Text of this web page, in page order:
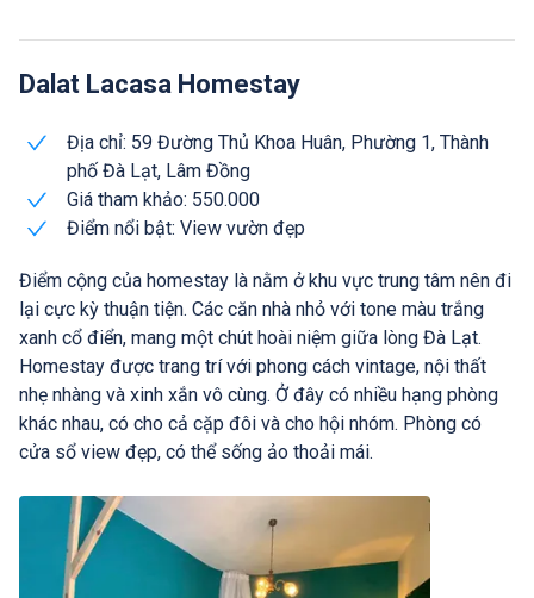
Dalat Lacasa Homestay
Địa chỉ: 59 Đường Thủ Khoa Huân, Phường 1, Thành
phố Đà Lạt, Lâm Đồng
Giá tham khảo: 550.000
Điểm nổi bật: View vườn đẹp
Điểm cộng của homestay là nằm ở khu vực trung tâm nên đi
lại cực kỳ thuận tiện. Các căn nhà nhỏ với tone màu trắng
xanh cổ điển, mang một chút hoài niệm giữa lòng Đà Lạt.
Homestay được trang trí với phong cách vintage, nội thất
nhẹ nhàng và xinh xắn vô cùng. Ở đây có nhiều hạng phòng
khác nhau, có cho cả cặp đôi và cho hội nhóm. Phòng có
cửa sổ view đẹp, có thể sống ảo thoải mái.